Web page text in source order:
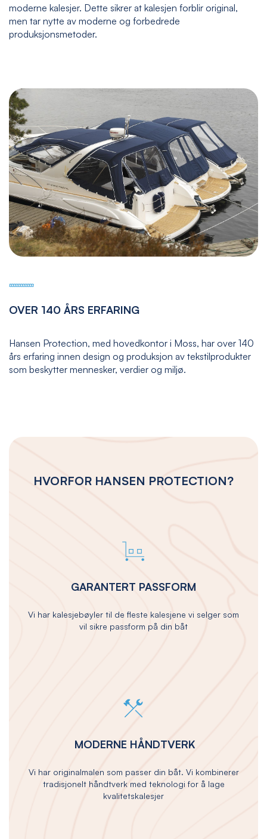
moderne kalesjer. Dette sikrer at kalesjen forblir original,
men tar nytte av moderne og forbedrede
produksjonsmetoder.
OVER 140 ÅRS ERFARING
Hansen Protection, med hovedkontor i Moss, har over 140
års erfaring innen design og produksjon av tekstilprodukter
som beskytter mennesker, verdier og miljø.
HVORFOR HANSEN PROTECTION?
GARANTERT PASSFORM
Vi har kalesjebøyler til de fleste kalesjene vi selger som
vil sikre passform på din båt
MODERNE HÅNDTVERK
Vi har originalmalen som passer din båt. Vi kombinerer
tradisjonelt håndtverk med teknologi for å lage
kvalitetskalesjer